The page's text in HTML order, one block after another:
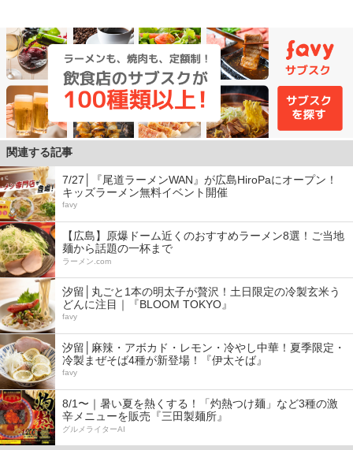
関連する記事
7/27│『尾道ラーメンWAN』が広島HiroPaにオープン！
キッズラーメン無料イベント開催
favy
【広島】原爆ドーム近くのおすすめラーメン8選！ご当地
麺から話題の一杯まで
ラーメン.com
汐留│丸ごと1本の明太子が贅沢！土日限定の冷製玄米う
どんに注目｜『BLOOM TOKYO』
favy
汐留│麻辣・アボカド・レモン・冷やし中華！夏季限定・
冷製まぜそば4種が新登場！『伊太そば』
favy
8/1〜｜暑い夏を熱くする！「灼熱つけ麺」など3種の激
辛メニューを販売『三田製麺所』
グルメライターAI